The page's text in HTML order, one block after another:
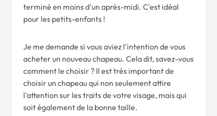
terminé en moins d'un après-midi. C'est idéal
pour les petits-enfants !
Je me demande si vous aviez l'intention de vous
acheter un nouveau chapeau. Cela dit, savez-vous
comment le choisir ? Il est très important de
choisir un chapeau qui non seulement attire
l'attention sur les traits de votre visage, mais qui
soit également de la bonne taille.